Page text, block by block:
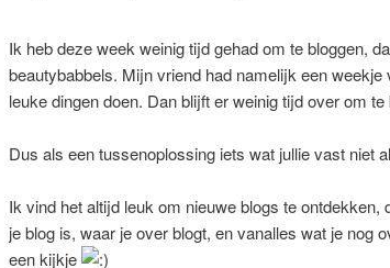
Ik heb deze week weinig tijd gehad om te bloggen,
beautybabbels. Mijn vriend had namelijk een
leuke dingen doen. Dan blijft er weinig tijd over om te
Dus als een tussenoplossing iets wat jullie vast niet
Ik vind het altijd leuk om nieuwe blogs te ontdekken,
je blog is, waar je over blogt, en vanalles wat je nog
een kijkje